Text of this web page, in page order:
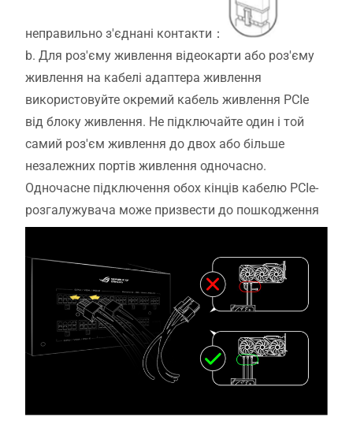
неправильно з'єднані контакти：
b. Для роз'єму живлення відеокарти або роз'єму
живлення на кабелі адаптера живлення
використовуйте окремий кабель живлення PCIe
від блоку живлення. Не підключайте один і той
самий роз'єм живлення до двох або більше
незалежних портів живлення одночасно.
Одночасне підключення обох кінців кабелю PCIe-
розгалужувача може призвести до пошкодження